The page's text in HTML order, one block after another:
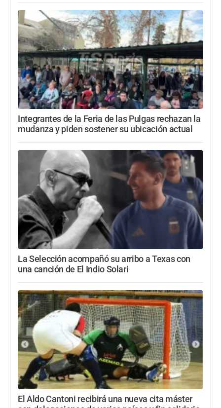
Integrantes de la Feria de las Pulgas rechazan la
mudanza y piden sostener su ubicación actual
La Selección acompañó su arribo a Texas con
una canción de El Indio Solari
El Aldo Cantoni recibirá una nueva cita máster